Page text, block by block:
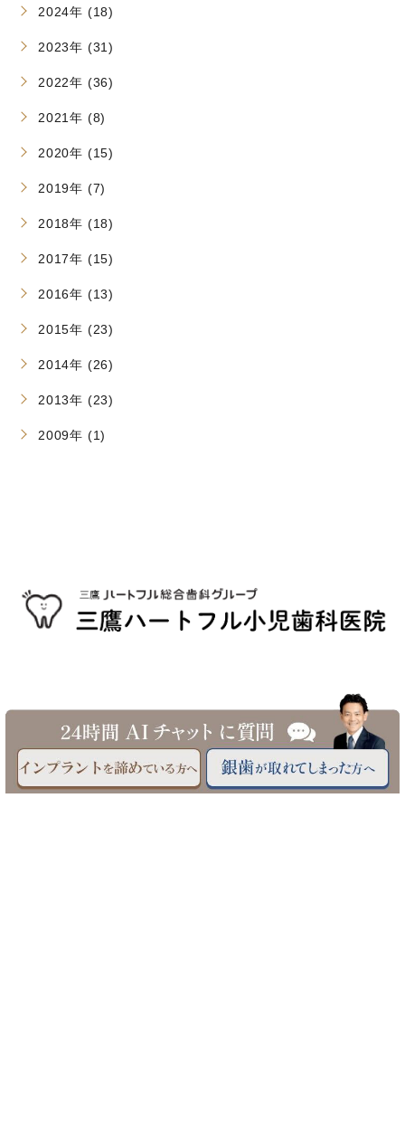
2024年 (18)
2023年 (31)
2022年 (36)
2021年 (8)
2020年 (15)
2019年 (7)
2018年 (18)
2017年 (15)
2016年 (13)
2015年 (23)
2014年 (26)
2013年 (23)
2009年 (1)
©三鷹駅南口 三鷹ハートフル小児歯科医院へ